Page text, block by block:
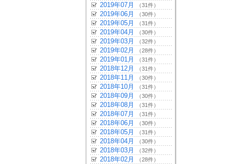
2019年07月 （31件）
2019年06月 （30件）
2019年05月 （31件）
2019年04月 （30件）
2019年03月 （32件）
2019年02月 （28件）
2019年01月 （31件）
2018年12月 （31件）
2018年11月 （30件）
2018年10月 （31件）
2018年09月 （30件）
2018年08月 （31件）
2018年07月 （31件）
2018年06月 （30件）
2018年05月 （31件）
2018年04月 （30件）
2018年03月 （32件）
2018年02月 （28件）